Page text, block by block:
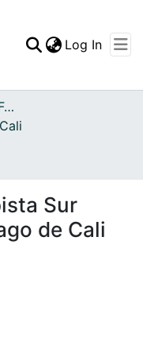
Statistics
Log In
Archivo del Patrimonio Fotográfico y Fílmico del Valle del Cauca
Cali
Sur
de Cali